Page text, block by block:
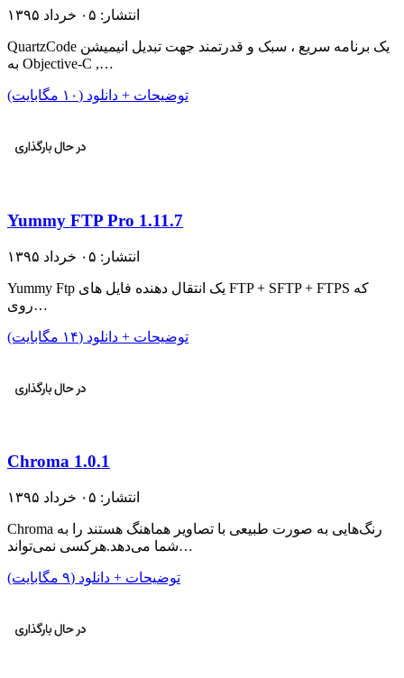
انتشار: ۰۵ خرداد ۱۳۹۵
QuartzCode یک برنامه سریع ، سبک و قدرتمند جهت تبدیل انیمیشن
به Objective-C ,…
توضیحات + دانلود (۱۰ مگابایت)
Yummy FTP Pro 1.11.7
انتشار: ۰۵ خرداد ۱۳۹۵
Yummy Ftp یک انتقال دهنده فایل های FTP + SFTP + FTPS که
روی…
توضیحات + دانلود (۱۴ مگابایت)
Chroma 1.0.1
انتشار: ۰۵ خرداد ۱۳۹۵
Chroma رنگ‌هایی به صورت طبیعی با تصاویر هماهنگ هستند را به
شما می‌دهد.هرکسی نمی‌تواند…
توضیحات + دانلود (۹ مگابایت)